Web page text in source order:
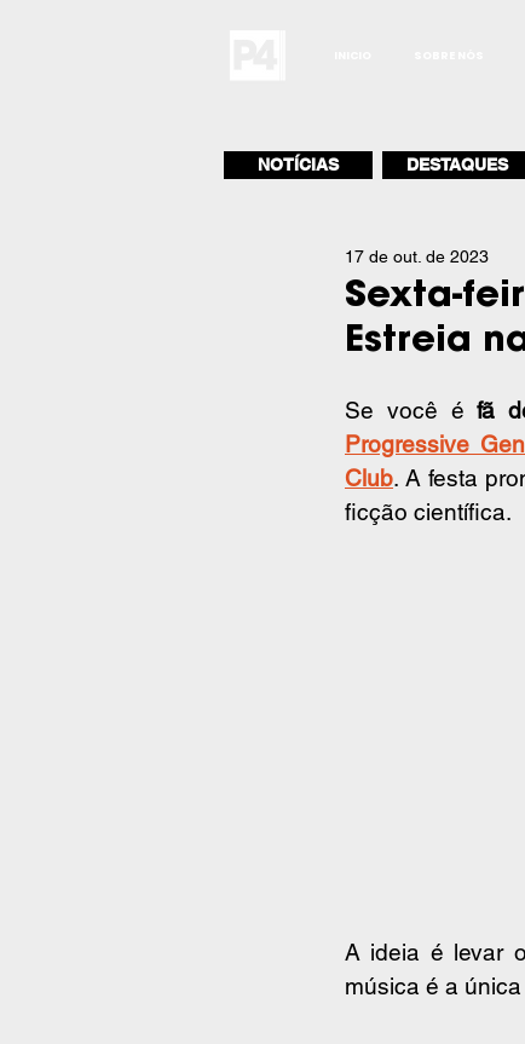
NOTÍCIAS DESTAQUES
Sexta-
Estreia
17 de out. de 2023
Se você é fã
Progressive
Club. A festa
ficção científica.
A ideia é levar
música é a